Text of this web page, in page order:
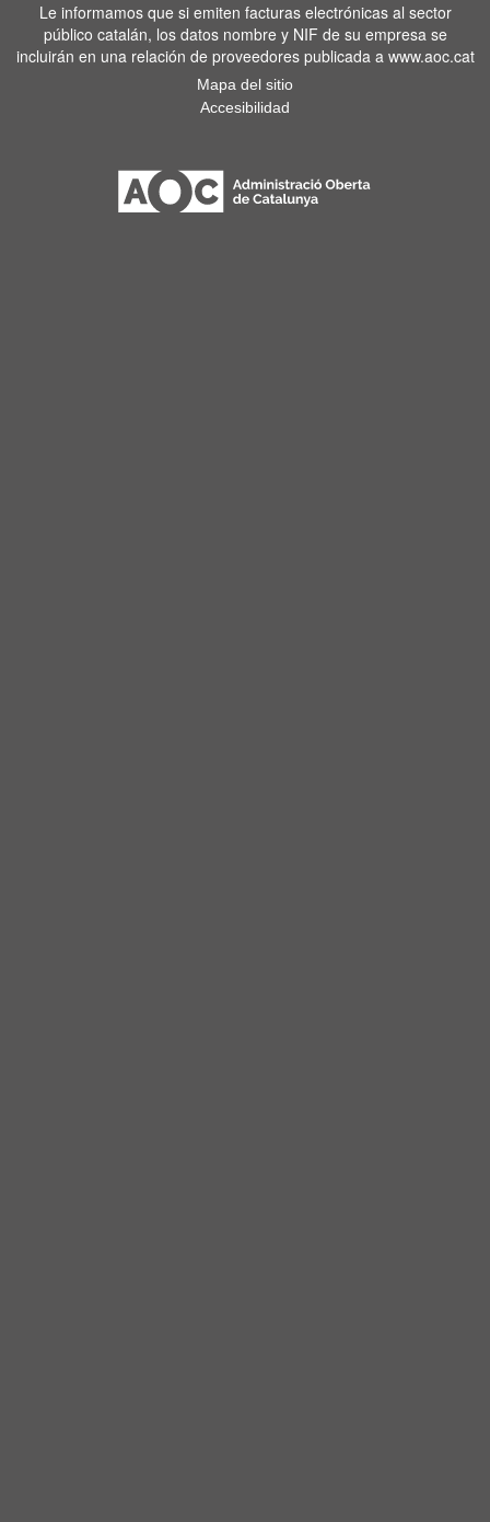
Le informamos que si emiten facturas electrónicas al sector
público catalán, los datos nombre y NIF de su empresa se
incluirán en una relación de proveedores publicada a www.aoc.cat
Mapa del sitio
Accesibilidad